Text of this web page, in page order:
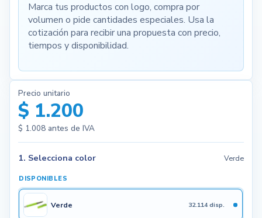
Marca tus productos con logo, compra por
volumen o pide cantidades especiales. Usa la
cotización para recibir una propuesta con precio,
tiempos y disponibilidad.
Precio unitario
$ 1.200
$ 1.008antes de IVA
1. Selecciona color Verde
DISPONIBLES
Verde 32.114 disp.